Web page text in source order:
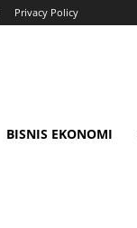
Privacy Policy
BISNIS EKONOMI